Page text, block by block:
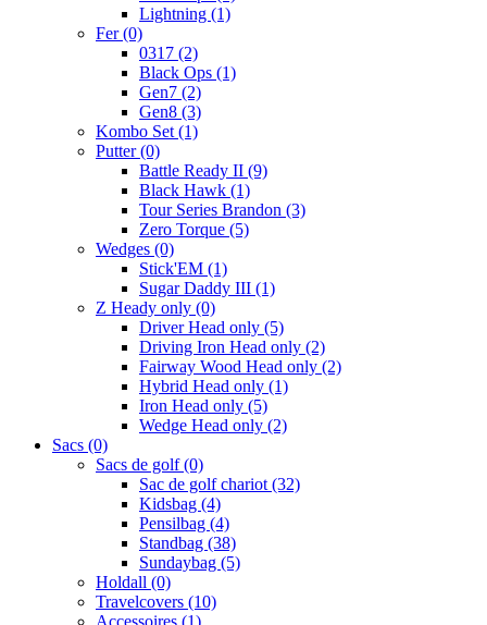
Lightning (1)
Fer(0)
0317 (2)
Black Ops (1)
Gen7 (2)
Gen8 (3)
Kombo Set (1)
Putter(0)
Battle Ready II (9)
Black Hawk (1)
Tour Series Brandon (3)
Zero Torque (5)
Wedges (0)
Stick'EM (1)
Sugar Daddy III (1)
Z Heady only (0)
Driver Head only (5)
Driving Iron Head only (2)
Fairway Wood Head only (2)
Hybrid Head only (1)
Iron Head only (5)
Wedge Head only (2)
Sacs (0)
Sacs de golf(0)
Sac de golf chariot (32)
Kidsbag (4)
Pensilbag (4)
Standbag (38)
Sundaybag (5)
Holdall (0)
Travelcovers (10)